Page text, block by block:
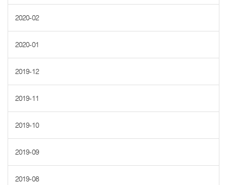
2020-02
2020-01
2019-12
2019-11
2019-10
2019-09
2019-08